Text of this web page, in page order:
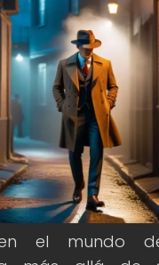
en el mundo